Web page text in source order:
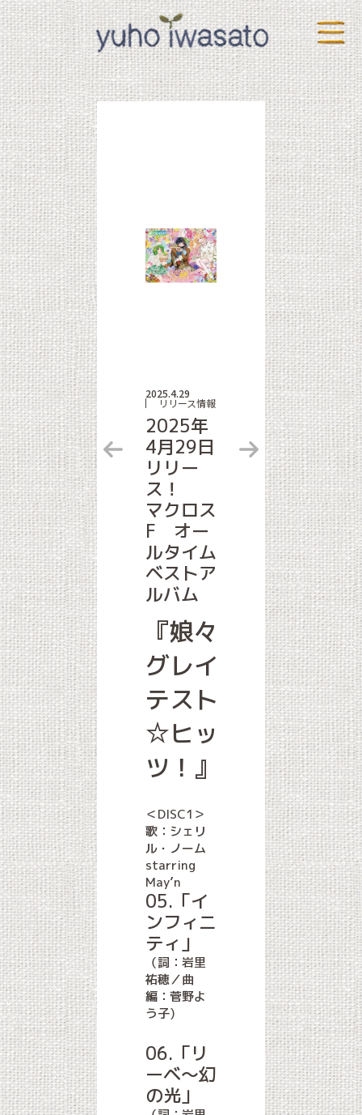
2025.4.29
リリース情報
2025年
4月29日
リリー
ス！
マクロス
F オー
ルタイム
ベストア
ルバム
『娘々
グレイ
テスト
☆ヒッ
ツ！』
＜DISC1＞
歌：シェリ
ル・ノーム
starring
May’n
05.「イ
ンフィニ
ティ」
（詞：岩里
祐穂／曲
編：菅野よ
う子)
06.「リ
ーベ～幻
の光」